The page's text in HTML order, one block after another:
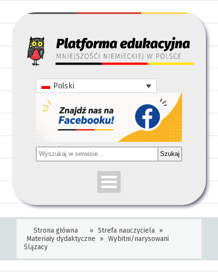
Polski
Szukaj
Strona główna » Strefa nauczyciela »
Materiały dydaktyczne
» Wybitni/narysowani
Ślązacy